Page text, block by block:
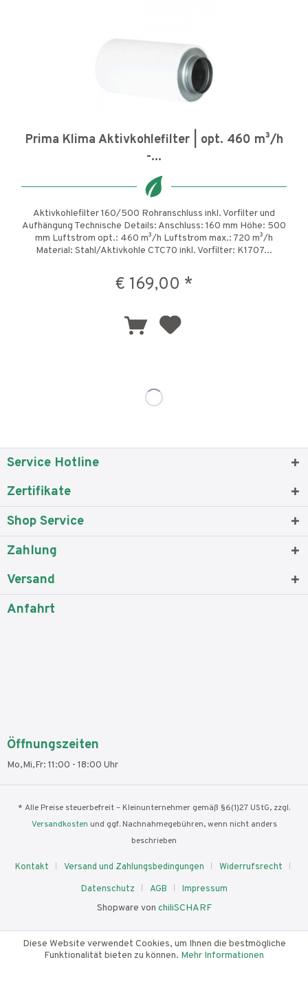
Prima Klima Aktivkohlefilter | opt. 460 m³/h
-...
Aktivkohlefilter 160/500 Rohranschluss inkl. Vorfilter und
Aufhängung Technische Details: Anschluss: 160 mm Höhe: 500
mm Luftstrom opt.: 460 m³/h Luftstrom max.: 720 m³/h
Material: Stahl/Aktivkohle CTC70 inkl. Vorfilter: K1707...
€ 169,00 *
Service Hotline
Zertifikate
Shop Service
Zahlung
Versand
Anfahrt
Öffnungszeiten
Mo,Mi,Fr: 11:00 - 18:00 Uhr
* Alle Preise steuerbefreit – Kleinunternehmer gemäß §6(1)27 UStG, zzgl.
Versandkosten und ggf. Nachnahmegebühren, wenn nicht anders
beschrieben
Kontakt Versand und Zahlungsbedingungen
Widerrufsrecht
Datenschutz
AGB Impressum
Shopware von chiliSCHARF
Diese Website verwendet Cookies, um Ihnen die bestmögliche
Funktionalität bieten zu können. Mehr Informationen